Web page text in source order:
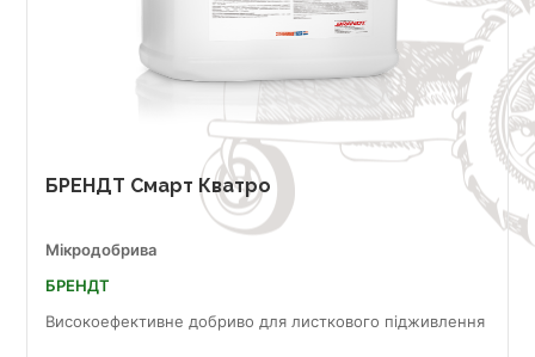
БРЕНДТ Смарт Кватро
Мікродобрива
БРЕНДТ
Високоефективне добриво для листкового підживлення